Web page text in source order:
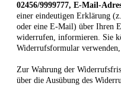
02456/9999777, E-Mail-
einer eindeutigen Erklärung
oder eine E-Mail) über Ihren
widerrufen, informieren. Sie
Widerrufsformular
Zur Wahrung der
über die Ausübung des